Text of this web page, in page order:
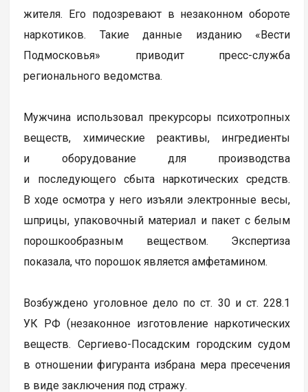
жителя. Его подозревают в незаконном обороте
наркотиков. Такие данные изданию «Вести
Подмосковья» приводит пресс-служба
регионального ведомства.
Мужчина использовал прекурсоры психотропных
веществ, химические реактивы, ингредиенты
и оборудование для производства
и последующего сбыта наркотических средств.
В ходе осмотра у него изъяли электронные весы,
шприцы, упаковочный материал и пакет с белым
порошкообразным веществом. Экспертиза
показала, что порошок является амфетамином.
Возбуждено уголовное дело по ст. 30 и ст. 228.1
УК РФ (незаконное изготовление наркотических
веществ. Сергиево-Посадским городским судом
в отношении фигуранта избрана мера пресечения
в виде заключения под стражу.